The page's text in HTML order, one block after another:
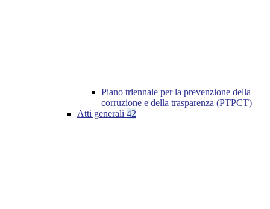
Piano triennale per la prevenzione della
corruzione e della trasparenza (PTPCT)
Atti generali 42